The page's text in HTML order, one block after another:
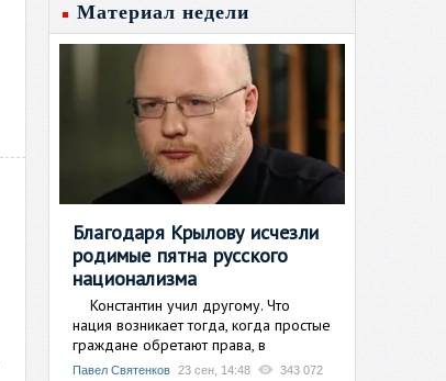
Материал недели
Благодаря Крылову исчезли
родимые пятна русского
национализма
Константин учил другому. Что
нация возникает тогда, когда простые
граждане обретают права, в
Павел Святенков 23 сен, 14:48 343 072